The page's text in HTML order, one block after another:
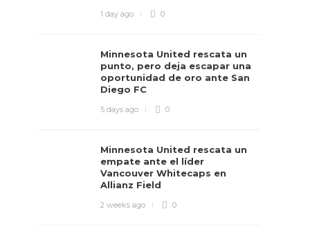
1 day ago 0
Minnesota United rescata un
punto, pero deja escapar una
oportunidad de oro ante San
Diego FC
5 days ago 0
Minnesota United rescata un
empate ante el líder
Vancouver Whitecaps en
Allianz Field
2 weeks ago 0